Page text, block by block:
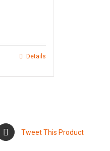
Details
Tweet This Product